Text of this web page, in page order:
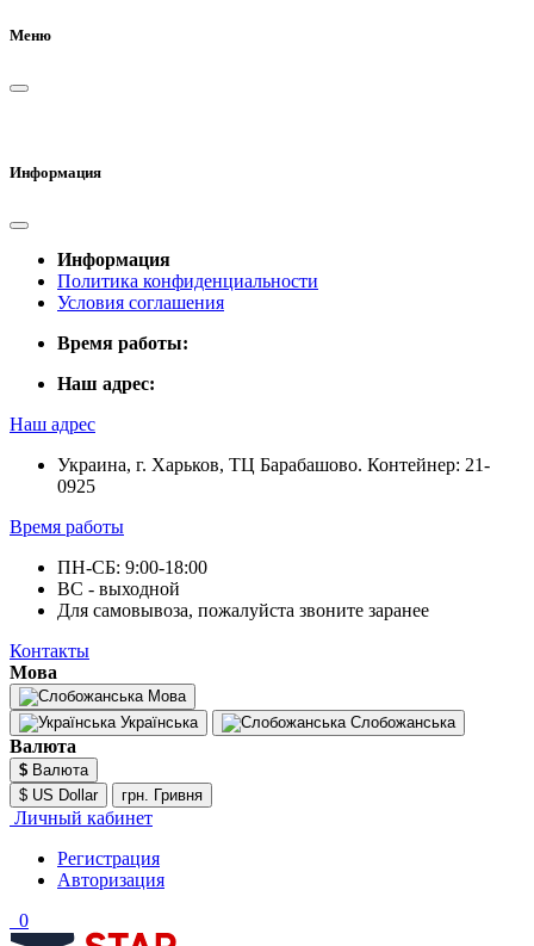
Меню
Информация
Информация
Политика конфиденциальности
Условия соглашения
Время работы:
Наш адрес:
Наш адрес
Украина, г. Харьков, ТЦ Барабашово. Контейнер: 21-
0925
Время работы
ПН-СБ: 9:00-18:00
ВС - выходной
Для самовывоза, пожалуйста звоните заранее
Контакты
Мова
Мова
Українська
Слобожанська
Валюта
$ Валюта
$ US Dollar
грн. Гривня
Личный кабинет
Регистрация
Авторизация
0